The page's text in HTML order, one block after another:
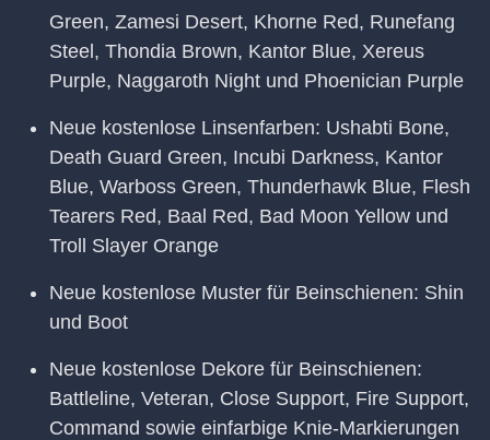
Green, Zamesi Desert, Khorne Red, Runefang
Steel, Thondia Brown, Kantor Blue, Xereus
Purple, Naggaroth Night und Phoenician Purple
Neue kostenlose Linsenfarben: Ushabti Bone,
Death Guard Green, Incubi Darkness, Kantor
Blue, Warboss Green, Thunderhawk Blue, Flesh
Tearers Red, Baal Red, Bad Moon Yellow und
Troll Slayer Orange
Neue kostenlose Muster für Beinschienen: Shin
und Boot
Neue kostenlose Dekore für Beinschienen:
Battleline, Veteran, Close Support, Fire Support,
Command sowie einfarbige Knie-Markierungen